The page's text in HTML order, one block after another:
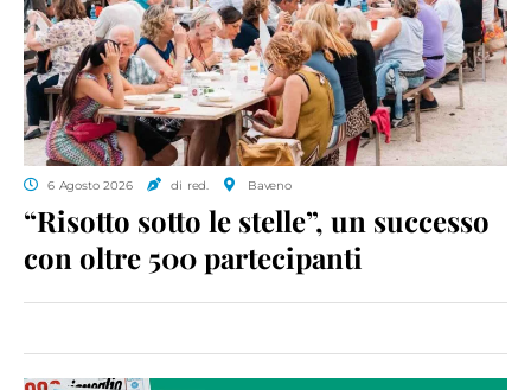
6 Agosto 2026 di red. Baveno
“Risotto sotto le stelle”, un successo
con oltre 500 partecipanti